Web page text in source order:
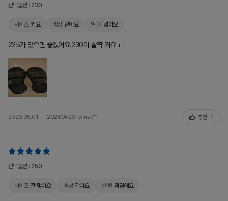
선택옵션 : 230
사이즈 커요 색상 같아요 발 볼 넓어요
225가 있으면 좋겠어요.230이 살짝 커요ㅜㅜ
2026.05.01 20260426hwmslo** 추천 1
선택옵션 : 250
사이즈 잘 맞아요 색상 같아요 발 볼 적당해요